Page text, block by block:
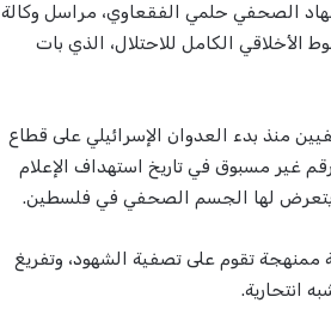
الصحفي حلمي الفقعاوي، مراسل وكالة
الكامل للاحتلال، الذي بات
منذ بدء العدوان الإسرائيلي على قطاع
صحفيات وصحفيين، وهو رقم غير مسبوق في تاريخ استهداف الإعلام
يتعرض لها الجسم الصحفي في فلسطين.
ممنهجة تقوم على تصفية الشهود، وتفريغ
انتحارية.